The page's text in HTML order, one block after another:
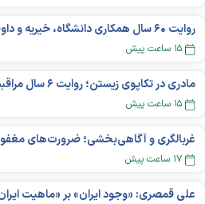
۱۵ ساعت پیش
۱۵ ساعت پیش
۱۷ ساعت پیش
علی قمصری: «وجود ایران» بر «ماهیت